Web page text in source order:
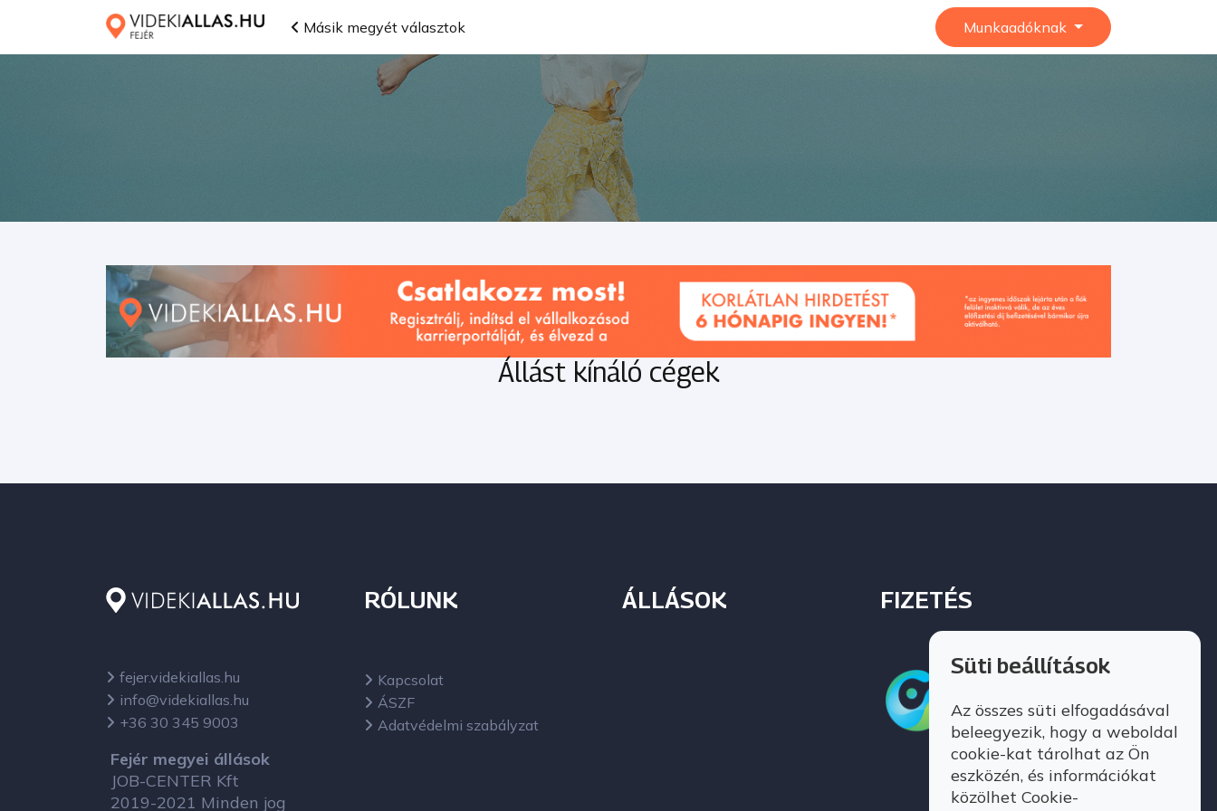
Másik megyét választok Munkaadóknak
Állást kínáló cégek
fejer.videkiallas.hu
info@videkiallas.hu
+36 30 345 9003
Fejér megyei állások
JOB-CENTER Kft
2019-2021 Minden jog
RÓLUNK
Kapcsolat
ÁSZF
Adatvédelmi szabályzat
ÁLLÁSOK FIZETÉS
Süti beállítások
Az összes süti elfogadásával
beleegyezik, hogy a weboldal
cookie-kat tárolhat az Ön
eszközén, és információkat
közölhet Cookie-